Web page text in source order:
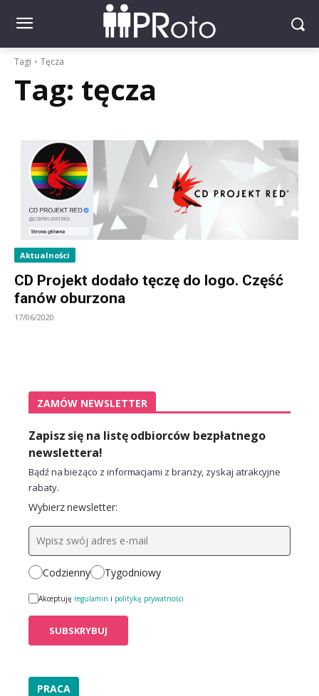
Tagi Tęcza
Tag: tęcza
Aktualności
CD Projekt dodało tęczę do logo. Część
fanów oburzona
17/06/2020
ZAMÓW NEWSLETTER
Zapisz się na listę odbiorców bezpłatnego
newslettera!
Bądź na bieżąco z informacjami z branży, zyskaj atrakcyjne
rabaty.
Wybierz newsletter:
Codzienny Tygodniowy
Akceptuję regulamin i politykę prywatności
PRACA